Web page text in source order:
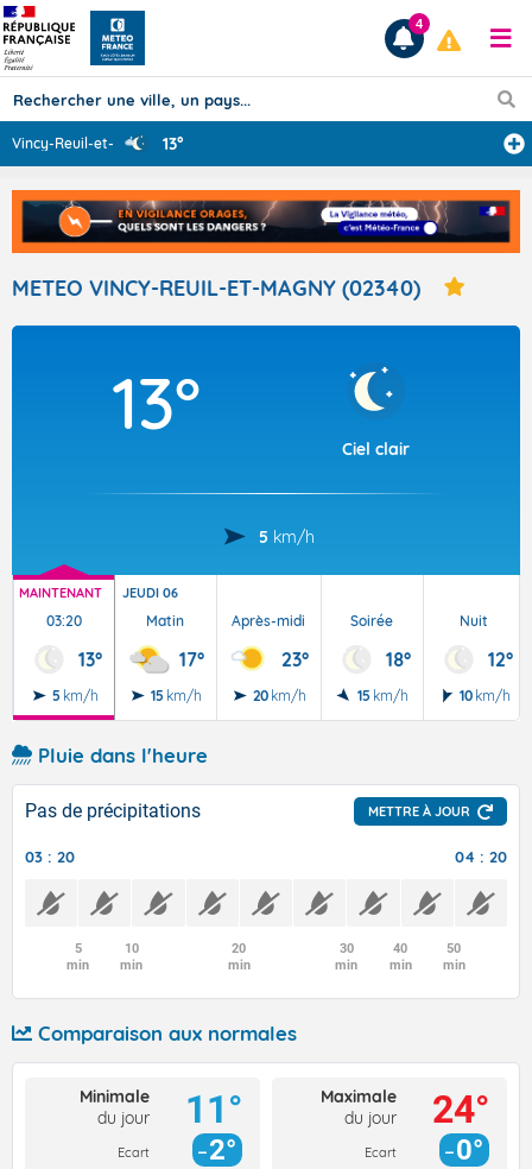
Prévisions
TOUS LES RÉSULTATS
Articles
4
Vincy-Reuil-et- 13°
METEO VINCY-REUIL-ET-MAGNY (02340)
13°
Ciel clair
5 km/h
MAINTENANT
03:20
13°
5 km/h
JEUDI 06
Matin
17°
15 km/h
Après-midi
23°
20 km/h
Soirée
18°
15 km/h
Nuit
12°
10 km/h
Pluie dans l'heure
Pas de précipitations METTRE À JOUR
03 : 20 04 : 20
5
min
10
min
20
min
30
min
40
min
50
min
Comparaison aux normales
Minimale
du jour
Ecart
11°
2°
Maximale
du jour
Ecart
24°
0°